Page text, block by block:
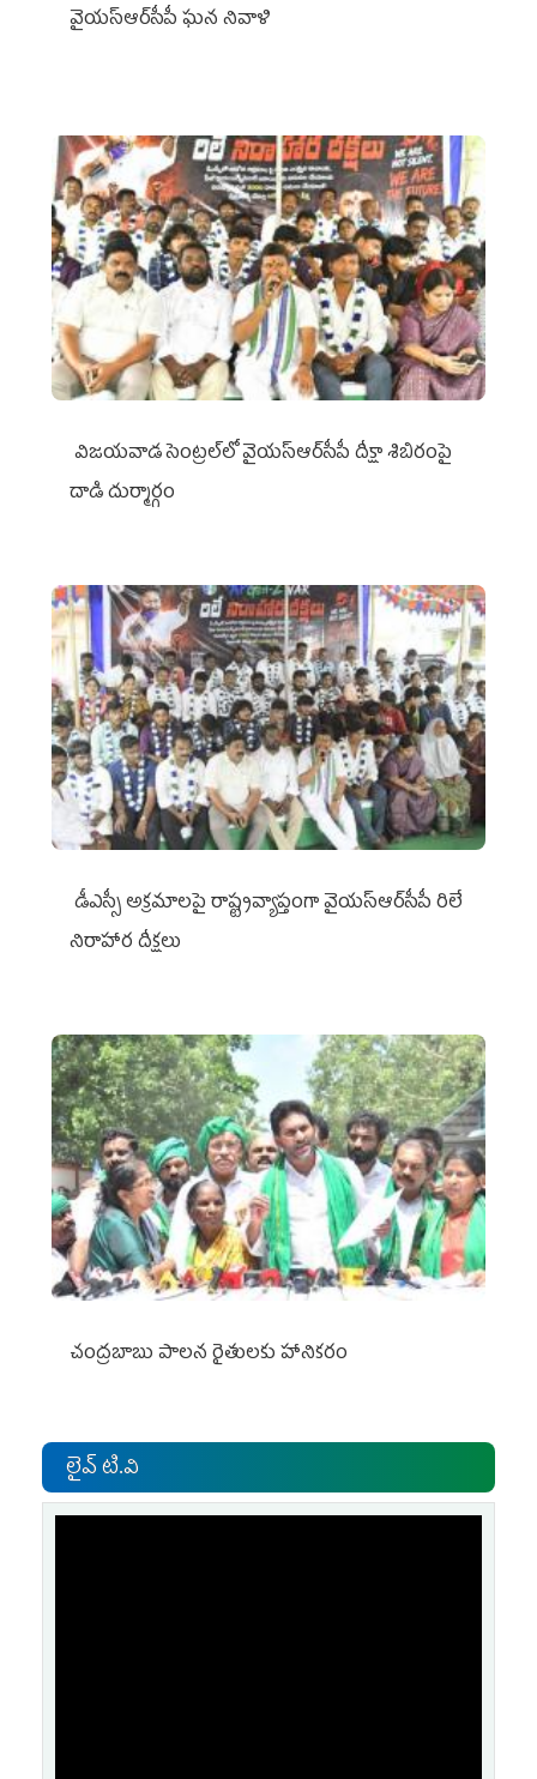
వైయ‌స్ఆర్‌సీపీ ఘన నివాళి
విజయవాడ సెంట్రల్‌లో వైయ‌స్ఆర్‌సీపీ దీక్షా శిబిరంపై
దాడి దుర్మార్గం
డీఎస్సీ అక్రమాలపై రాష్ట్రవ్యాప్తంగా వైయ‌స్ఆర్‌సీపీ రిలే
నిరాహార దీక్షలు
చంద్రబాబు పాలన రైతులకు హానికరం
లైవ్ టి.వి